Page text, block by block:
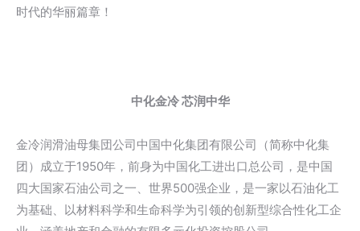
时代的华丽篇章！
中化金冷 芯润中华
金冷润滑油母集団公司中国中化集团有限公司（简称中化集
团）成立于1950年，前身为中国化工进出口总公司，是中国
四大国家石油公司之一、世界500强企业，是一家以石油化工
为基础、以材料科学和生命科学为引领的创新型综合性化工企